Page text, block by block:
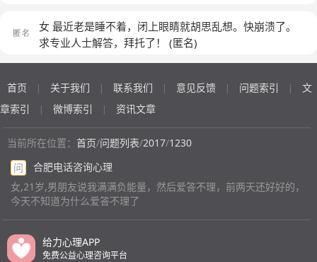
女 最近老是睡不着，闭上眼睛就胡思乱想。快崩溃了。
求专业人士解答，拜托了！ (匿名)
首页 | 关于我们 | 联系我们 | 意见反馈 | 问题索引 |
文
章索引
| 微博索引 | 资讯文章
当前所在位置： 首页/问题列表/2017/1230
问
合肥电话咨询心理
女,21岁,男朋友说我满满负能量，然后爱答不理，前两天还好好的，
今天不知道为什么爱答不理了
给力心理APP
免费公益心理咨询平台